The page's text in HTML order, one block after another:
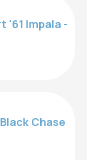
'61 Impala -
Chase